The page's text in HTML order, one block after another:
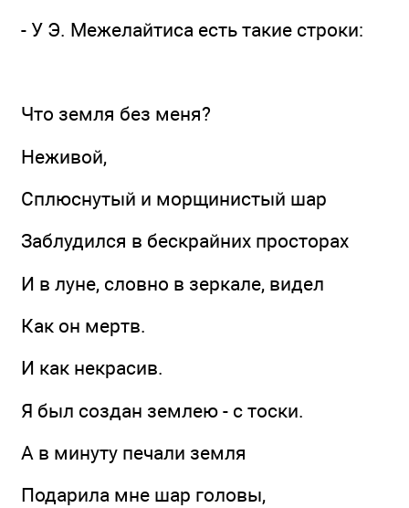
- У Э. Межелайтиса есть такие строки:
Что земля без меня?
Неживой,
Сплюснутый и морщинистый шар
Заблудился в бескрайних просторах
И в луне, словно в зеркале, видел
Как он мертв.
И как некрасив.
Я был создан землею - с тоски.
А в минуту печали земля
Подарила мне шар головы,